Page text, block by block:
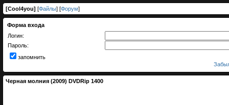
[Cool4you] [Файлы] [Форум]
Форма входа
Логин:
Пароль:
запомнить
Черная молния (2009) DVDRip 1400